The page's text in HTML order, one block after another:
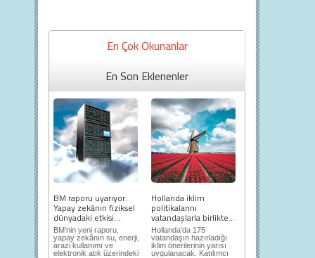
En Çok Okunanlar
En Son Eklenenler
BM raporu uyarıyor:
Yapay zekânın fiziksel
dünyadaki etkisi...
BM’nin yeni raporu,
yapay zekânın su, enerji,
arazi kullanımı ve
elektronik atık üzerindeki
Hollanda iklim
politikalarını
vatandaşlarla birlikte...
Hollanda’da 175
vatandaşın hazırladığı
iklim önerilerinin yarısı
uygulanacak. Katılımcı